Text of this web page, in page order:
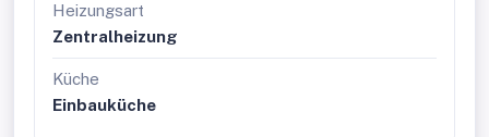
Heizungsart
Zentralheizung
Küche
Einbauküche